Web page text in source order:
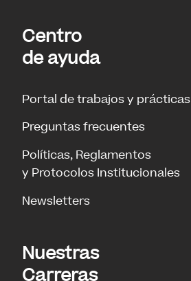
Centro
de ayuda
Portal de trabajos y prácticas
Preguntas frecuentes
Políticas, Reglamentos
y Protocolos Institucionales
Newsletters
Nuestras
Carreras